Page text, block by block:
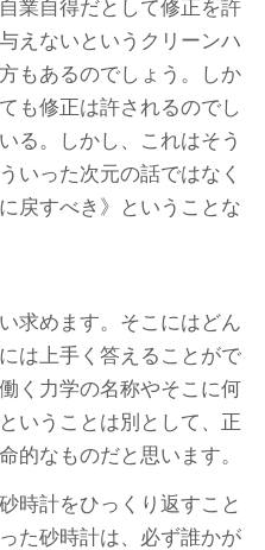
業自得だとして修正を許
えないというクリーンハ
もあるのでしょう。しか
も修正は許されるのでし
る。しかし、これはそう
いった次元の話ではなく
戻すべき》ということな
求めます。そこにはどん
は上手く答えることがで
く力学の名称やそこに何
いうことは別として、正
的なものだと思います。
時計をひっくり返すこと
た砂時計は、必ず誰かが